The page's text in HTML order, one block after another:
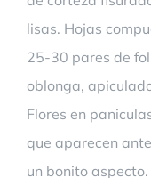
lisas. Hojas
25-30 pares de
oblonga,
Flores en
que aparecen
un bonito